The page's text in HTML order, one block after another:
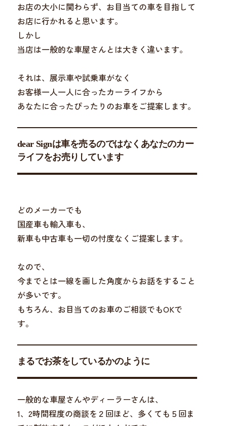
お店の大小に関わらず、お目当ての車を目指して
お店に行かれると思います。
しかし
当店は一般的な車屋さんとは大きく違います。
それは、展示車や試乗車がなく
お客様一人一人に合ったカーライフから
あなたに合ったぴったりのお車をご提案します。
dear Signは車を売るのではなくあなたのカー
ライフをお売りしています
どのメーカーでも
国産車も輸入車も、
新車も中古車も一切の忖度なくご提案します。
なので、
今までとは一線を画した角度からお話をすること
が多いです。
もちろん、お目当てのお車のご相談でもOKで
す。
まるでお茶をしているかのように
一般的な車屋さんやディーラーさんは、
1、2時間程度の商談を２回ほど、多くても５回ま